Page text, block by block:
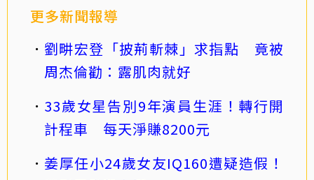
更多新聞報導
劉畊宏登「披荊斬棘」求指點 竟被
周杰倫勸：露肌肉就好
33歲女星告別9年演員生涯！轉行開
計程車 每天淨賺8200元
姜厚任小24歲女友IQ160遭疑造假！